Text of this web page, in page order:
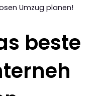
Umzug planen!
beste